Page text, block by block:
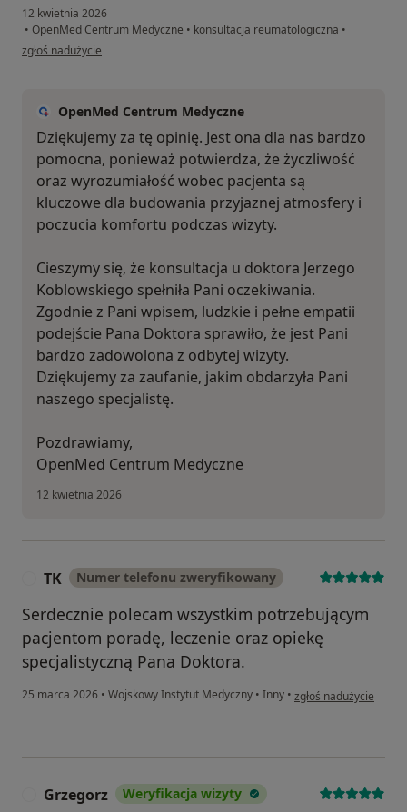
12 kwietnia 2026
• OpenMed Centrum Medyczne • konsultacja reumatologiczna •
w opinii użytkownika Pacjent
zgłoś nadużycie
OpenMed Centrum Medyczne
Dziękujemy za tę opinię. Jest ona dla nas bardzo
pomocna, ponieważ potwierdza, że życzliwość
oraz wyrozumiałość wobec pacjenta są
kluczowe dla budowania przyjaznej atmosfery i
poczucia komfortu podczas wizyty.
Cieszymy się, że konsultacja u doktora Jerzego
Koblowskiego spełniła Pani oczekiwania.
Zgodnie z Pani wpisem, ludzkie i pełne empatii
podejście Pana Doktora sprawiło, że jest Pani
bardzo zadowolona z odbytej wizyty.
Dziękujemy za zaufanie, jakim obdarzyła Pani
naszego specjalistę.
Pozdrawiamy,
OpenMed Centrum Medyczne
12 kwietnia 2026
TK Numer telefonu zweryfikowany
Serdecznie polecam wszystkim potrzebującym
pacjentom poradę, leczenie oraz opiekę
specjalistyczną Pana Doktora.
25 marca 2026 • Wojskowy Instytut Medyczny • Inny • w opinii użytkownika
zgłoś nadużycie
Grzegorz Weryfikacja wizyty